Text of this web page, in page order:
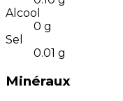
Alcool
0 g
Sel
0.01 g
Minéraux